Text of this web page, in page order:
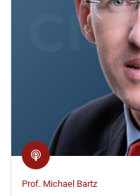
Prof. Michael Bartz